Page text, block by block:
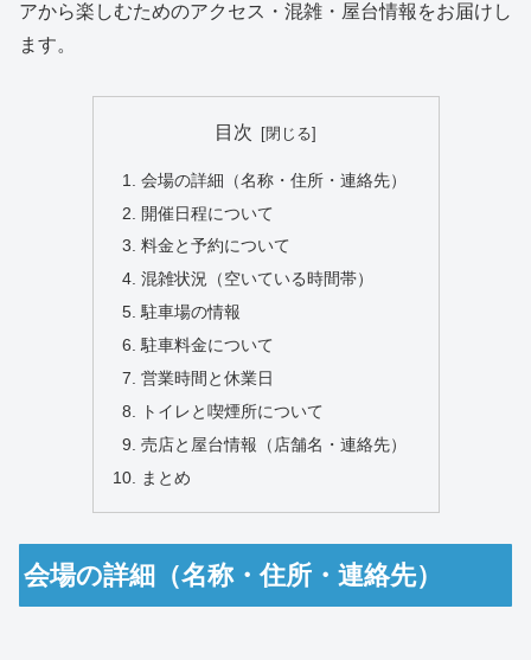
アから楽しむためのアクセス・混雑・屋台情報をお届けし
ます。
目次
会場の詳細（名称・住所・連絡先）
開催日程について
料金と予約について
混雑状況（空いている時間帯）
駐車場の情報
駐車料金について
営業時間と休業日
トイレと喫煙所について
売店と屋台情報（店舗名・連絡先）
まとめ
会場の詳細（名称・住所・連絡先）